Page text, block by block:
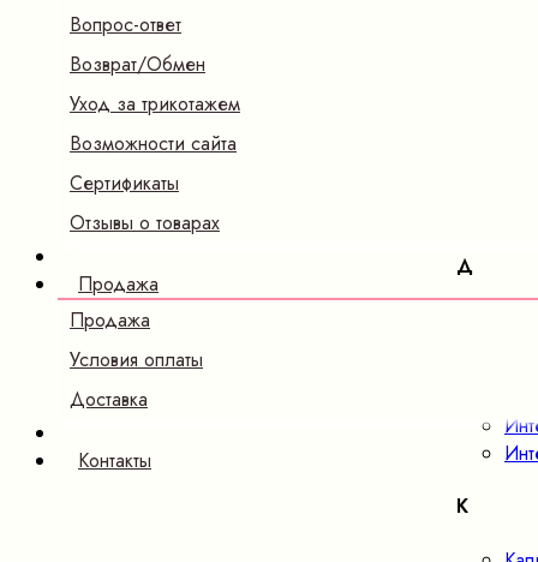
Вопрос-ответ
Возврат/Обмен
Уход за трикотажем
Возможности сайта
Сертификаты
Отзывы о товарах
Продажа
Продажа
Условия оплаты
Доставка
Контакты
Д
К